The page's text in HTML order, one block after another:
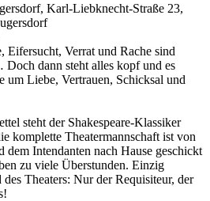
Karl-Liebknecht-Straße 23,
Eifersucht, Verrat und Rache sind
dann steht alles kopf und es
um Liebe, Vertrauen, Schicksal und
steht der Shakespeare-Klassiker
komplette Theatermannschaft ist von
dem Intendanten nach Hause geschickt
zu viele Überstunden. Einzig
Theaters: Nur der Requisiteur, der